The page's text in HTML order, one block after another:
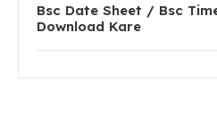
Bsc Date Sheet / Bsc
Download Kare